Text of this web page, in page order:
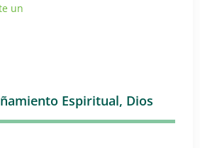
un
Espiritual, Dios